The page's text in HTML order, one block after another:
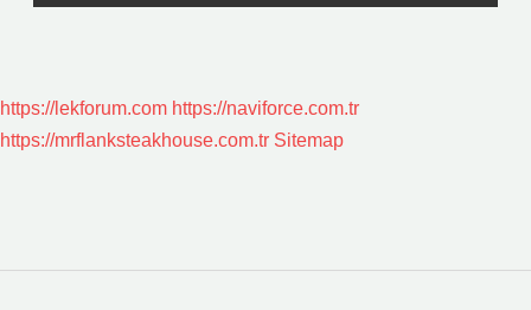
https://lekforum.com https://naviforce.com.tr
https://mrflanksteakhouse.com.tr Sitemap